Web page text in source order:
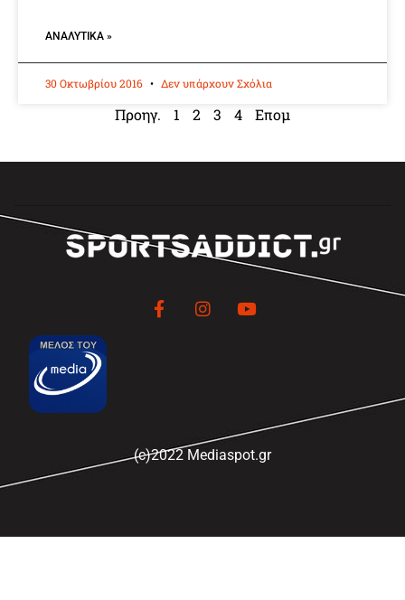
ΑΝΑΛΥΤΙΚΆ »
30 Οκτωβρίου 2016 Δεν υπάρχουν Σχόλια
Προηγ. 1 2 3 4 Επομ
(c)2022 Mediaspot.gr